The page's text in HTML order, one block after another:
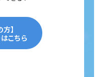
】
こちら